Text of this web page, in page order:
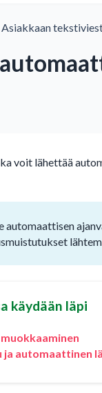
Asiakkaan
voit lähettää
käydään läpi
ja automaattinen